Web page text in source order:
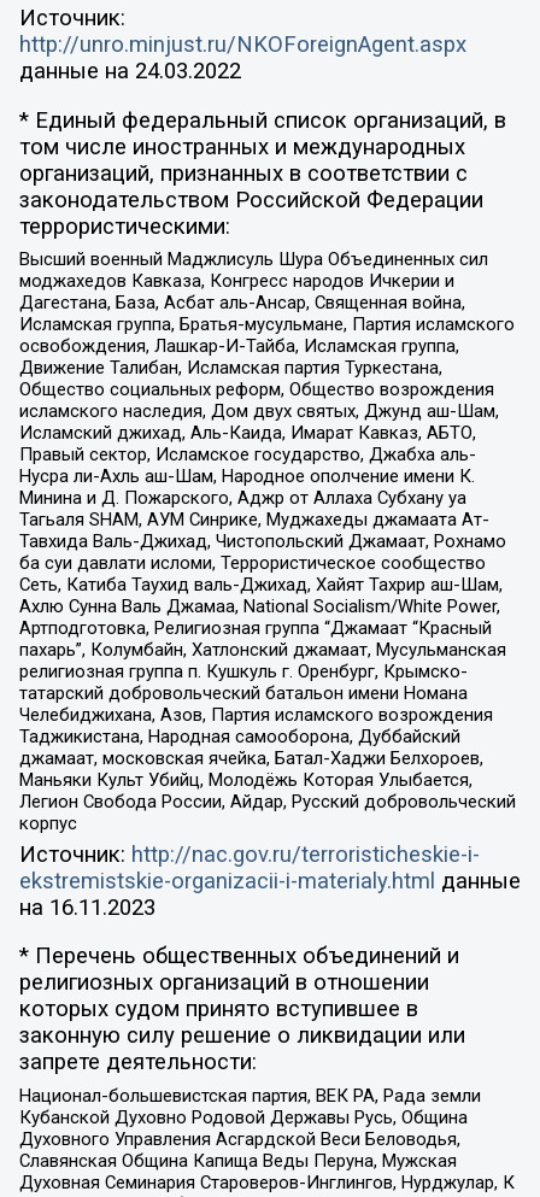
Источник:
http://unro.minjust.ru/NKOForeignAgent.aspx
данные на 24.03.2022
* Единый федеральный список организаций, в
том числе иностранных и международных
организаций, признанных в соответствии с
законодательством Российской Федерации
террористическими:
Высший военный Маджлисуль Шура Объединенных сил
моджахедов Кавказа, Конгресс народов Ичкерии и
Дагестана, База, Асбат аль-Ансар, Священная война,
Исламская группа, Братья-мусульмане, Партия исламского
освобождения, Лашкар-И-Тайба, Исламская группа,
Движение Талибан, Исламская партия Туркестана,
Общество социальных реформ, Общество возрождения
исламского наследия, Дом двух святых, Джунд аш-Шам,
Исламский джихад, Аль-Каида, Имарат Кавказ, АБТО,
Правый сектор, Исламское государство, Джабха аль-
Нусра ли-Ахль аш-Шам, Народное ополчение имени К.
Минина и Д. Пожарского, Аджр от Аллаха Субхану уа
Тагьаля SHAM, АУМ Синрике, Муджахеды джамаата Ат-
Тавхида Валь-Джихад, Чистопольский Джамаат, Рохнамо
ба суи давлати исломи, Террористическое сообщество
Сеть, Катиба Таухид валь-Джихад, Хайят Тахрир аш-Шам,
Ахлю Сунна Валь Джамаа, National Socialism/White Power,
Артподготовка, Религиозная группа “Джамаат “Красный
пахарь”, Колумбайн, Хатлонский джамаат, Мусульманская
религиозная группа п. Кушкуль г. Оренбург, Крымско-
татарский добровольческий батальон имени Номана
Челебиджихана, Азов, Партия исламского возрождения
Таджикистана, Народная самооборона, Дуббайский
джамаат, московская ячейка, Батал-Хаджи Белхороев,
Маньяки Культ Убийц, Молодёжь Которая Улыбается,
Легион Свобода России, Айдар, Русский добровольческий
корпус
Источник: http://nac.gov.ru/terroristicheskie-i-
ekstremistskie-organizacii-i-materialy.html данные
на 16.11.2023
* Перечень общественных объединений и
религиозных организаций в отношении
которых судом принято вступившее в
законную силу решение о ликвидации или
запрете деятельности:
Национал-большевистская партия, ВЕК РА, Рада земли
Кубанской Духовно Родовой Державы Русь, Община
Духовного Управления Асгардской Веси Беловодья,
Славянская Община Капища Веды Перуна, Мужская
Духовная Семинария Староверов-Инглингов, Нурджулар, К